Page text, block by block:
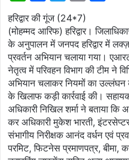
at
s
A
p
p
a
c
e
b
o
o
k
w
itt
er
ai
l
ar
e
हरिद्वार की गूंज (24*7)
(मोहम्मद आरिफ) हरिद्वार।
के अनुपालन में जनपद हरिद्वार में
प्रवर्तन अभियान चलाया गया।
नेतृत्व में परिवहन विभाग की टीम ने
अभियान चलाकर नियमों का
के खिलाफ कड़ी कार्रवाई की।
अधिकारी निखिल शर्मा ने बताया कि
कर अधिकारी मुकेश भारती,
संभागीय निरीक्षक आनंद वर्धन एवं
परमिट, फिटनेस प्रमाणपत्र, बीमा,